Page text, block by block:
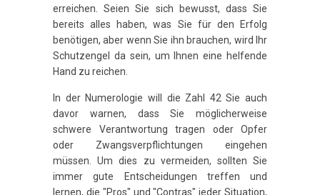
erreichen. Seien Sie sich bewusst, dass Sie
bereits alles haben, was Sie für den Erfolg
benötigen, aber wenn Sie ihn brauchen, wird Ihr
Schutzengel da sein, um Ihnen eine helfende
Hand zu reichen.
In der Numerologie will die Zahl 42 Sie auch
davor warnen, dass Sie möglicherweise
schwere Verantwortung tragen oder Opfer
oder Zwangsverpflichtungen eingehen
müssen. Um dies zu vermeiden, sollten Sie
immer gute Entscheidungen treffen und
lernen, die "Pros" und "Contras" jeder Situation,